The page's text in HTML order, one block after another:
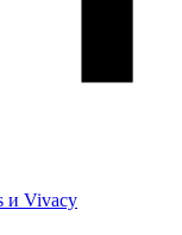
и Vivacy